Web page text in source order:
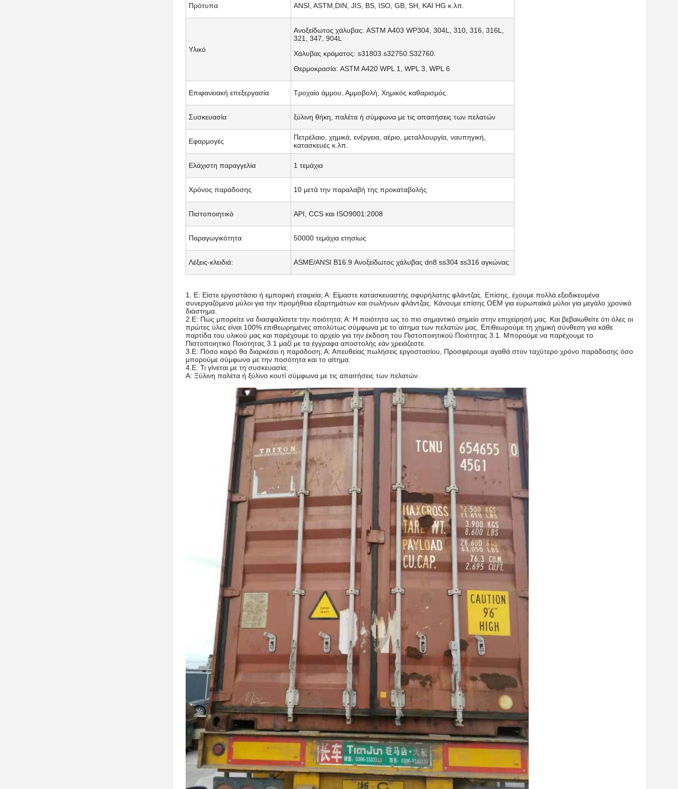
Πρότυπα ANSI, ASTM,DIN, JIS, BS, ISO, GB, SH, ΚΑΙ HG κ.λπ.
Υλικό
Ανοξείδωτος χάλυβας: ASTM A403 WP304, 304L, 310, 316, 316L,
321, 347, 904L
Χάλυβας κράματος: s31803.s32750.S32760.
Θερμοκρασία: ASTM A420 WPL 1, WPL 3, WPL 6
Επιφανειακή επεξεργασία Τροχαίο άμμου, Αμμοβολή, Χημικός καθαρισμός.
Συσκευασία ξύλινη θήκη, παλέτα ή σύμφωνα με τις απαιτήσεις των πελατών
Εφαρμογές
Πετρέλαιο, χημικά, ενέργεια, αέριο, μεταλλουργία, ναυπηγική,
κατασκευές κ.λπ.
Ελάχιστη παραγγελία 1 τεμάχια
Χρόνος παράδοσης 10 μετά την παραλαβή της προκαταβολής
Πιστοποιητικό API, CCS και ISO9001:2008
Παραγωγικότητα 50000 τεμάχια ετησίως
Λέξεις-κλειδιά: ASME/ANSI B16.9 Ανοξείδωτος χάλυβας dn8 ss304 ss316 αγκώνας
1. Ε: Είστε εργοστάσιο ή εμπορική εταιρεία; Α: Είμαστε κατασκευαστής σφυρήλατης φλάντζας. Επίσης, έχουμε πολλά εξειδικευμένα
συνεργαζόμενα μύλοι για την προμήθεια εξαρτημάτων και σωλήνων φλάντζας. Κάνουμε επίσης OEM για ευρωπαϊκά μύλοι για μεγάλο χρονικό
διάστημα.
2.Ε: Πώς μπορείτε να διασφαλίσετε την ποιότητα; Α: Η ποιότητα ως το πιο σημαντικό σημείο στην επιχείρησή μας. Και βεβαιωθείτε ότι όλες οι
πρώτες ύλες είναι 100% επιθεωρημένες απολύτως σύμφωνα με το αίτημα των πελατών μας. Επιθεωρούμε τη χημική σύνθεση για κάθε
παρτίδα του υλικού μας και παρέχουμε το αρχείο για την έκδοση του Πιστοποιητικού Ποιότητας 3.1. Μπορούμε να παρέχουμε το
Πιστοποιητικό Ποιότητας 3.1 μαζί με τα έγγραφα αποστολής εάν χρειάζεστε.
3.Ε: Πόσο καιρό θα διαρκέσει η παράδοση; Α: Απευθείας πωλήσεις εργοστασίου, Προσφέρουμε αγαθά στον ταχύτερο χρόνο παράδοσης όσο
μπορούμε σύμφωνα με την ποσότητα και το αίτημα.
4.Ε: Τι γίνεται με τη συσκευασία;
Α: Ξύλινη παλέτα ή ξύλινο κουτί σύμφωνα με τις απαιτήσεις των πελατών.